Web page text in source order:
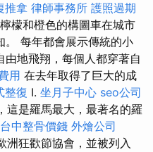
推拿 律師事務所 護照過期
檬和橙色的構圖車在城市
。 每年都會展示傳統的小
地飛翔，每個人都穿著自
用 在去年取得了巨大的成
整復 I. 坐月子中心 seo公司
這是羅馬最大，最著名的羅
台中整骨價錢 外燴公司
洲狂歡節協會，並被列入